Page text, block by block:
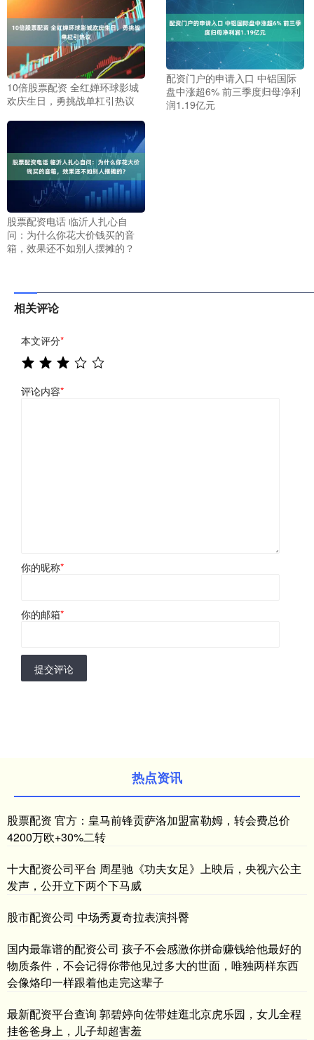
10倍股票配资 全红婵环球影城
欢庆生日，勇挑战单杠引热议
配资门户的申请入口 中铝国际
盘中涨超6% 前三季度归母净利
润1.19亿元
股票配资电话 临沂人扎心自
问：为什么你花大价钱买的音
箱，效果还不如别人摆摊的？
相关评论
本文评分*
评论内容*
你的昵称*
你的邮箱*
提交评论
热点资讯
股票配资 官方：皇马前锋贡萨洛加盟富勒姆，转会费总价
4200万欧+30%二转
十大配资公司平台 周星驰《功夫女足》上映后，央视六公主
发声，公开立下两个下马威
股市配资公司 中场秀夏奇拉表演抖臀
国内最靠谱的配资公司 孩子不会感激你拼命赚钱给他最好的
物质条件，不会记得你带他见过多大的世面，唯独两样东西
会像烙印一样跟着他走完这辈子
最新配资平台查询 郭碧婷向佐带娃逛北京虎乐园，女儿全程
挂爸爸身上，儿子却超害羞